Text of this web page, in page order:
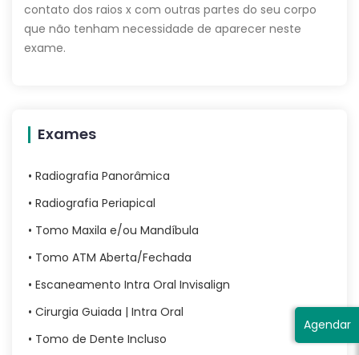
Agendar
contato dos raios x com outras partes do seu corpo
que não tenham necessidade de aparecer neste
exame.
Exames
• Radiografia Panorâmica
• Radiografia Periapical
• Tomo Maxila e/ou Mandíbula
• Tomo ATM Aberta/Fechada
• Escaneamento Intra Oral Invisalign
• Cirurgia Guiada | Intra Oral
• Tomo de Dente Incluso